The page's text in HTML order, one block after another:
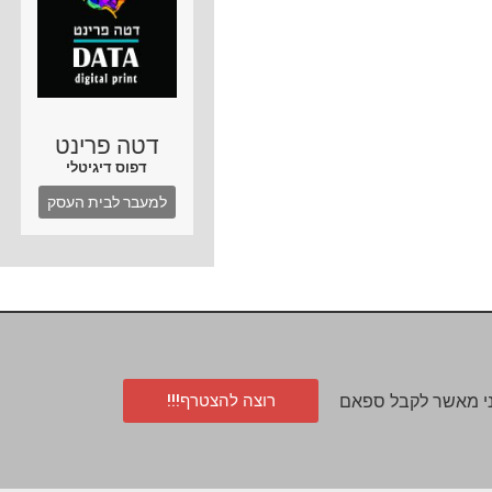
דטה פרינט
דפוס דיגיטלי
למעבר לבית העסק
מאשר לקבל ספאם רוצה להצטרף!!!